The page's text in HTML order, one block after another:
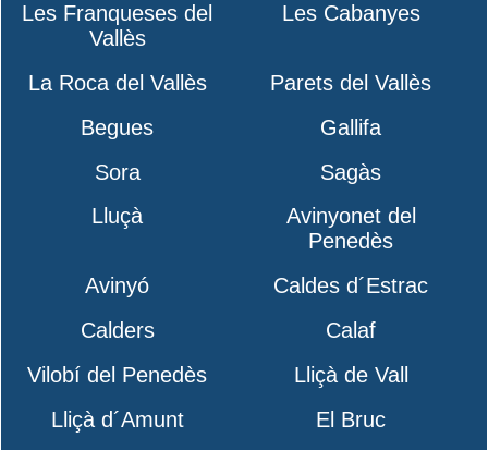
Les Franqueses del
Vallès
Les Cabanyes
La Roca del Vallès
Parets del Vallès
Begues
Gallifa
Sora
Sagàs
Lluçà
Avinyonet del
Penedès
Avinyó
Caldes d´Estrac
Calders
Calaf
Vilobí del Penedès
Lliçà de Vall
Lliçà d´Amunt
El Bruc